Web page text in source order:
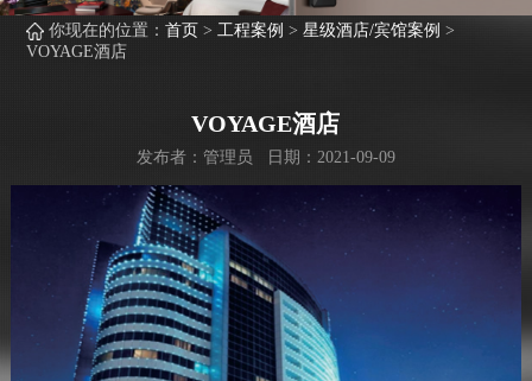
你现在的位置：首页 >工程案例 >星级酒店/宾馆案例 >
VOYAGE酒店
VOYAGE酒店
发布者：管理员 日期：2021-09-09